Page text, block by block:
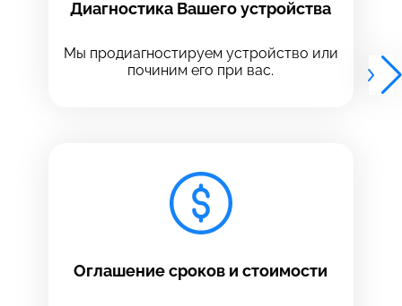
Диагностика Вашего устройства
Мы продиагностируем устройство или
починим его при вас.
Оглашение сроков и стоимости
Выберите адрес сервиса, в который хотите
Выберите адрес сервиса, в который хотите